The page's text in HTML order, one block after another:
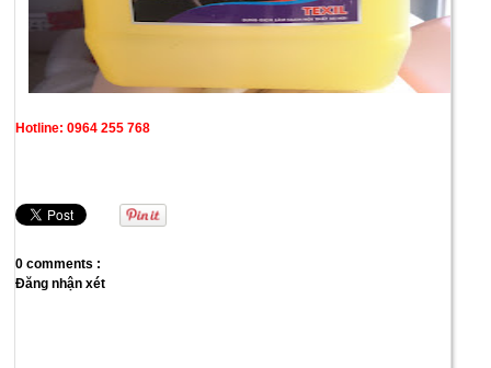
Hotline: 0964 255 768
0 comments :
Đăng nhận xét